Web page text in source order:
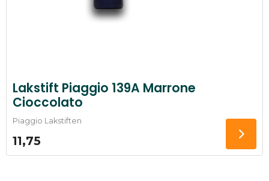
Lakstift Piaggio 139A Marrone
Cioccolato
Piaggio Lakstiften
11,75